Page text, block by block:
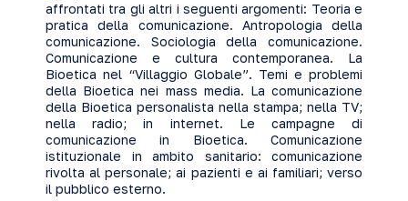
affrontati tra gli altri i seguenti argomenti: Teoria e
pratica della comunicazione. Antropologia della
comunicazione. Sociologia della comunicazione.
Comunicazione e cultura contemporanea. La
Bioetica nel “Villaggio Globale”. Temi e problemi
della Bioetica nei mass media. La comunicazione
della Bioetica personalista nella stampa; nella TV;
nella radio; in internet. Le campagne di
comunicazione in Bioetica. Comunicazione
istituzionale in ambito sanitario: comunicazione
rivolta al personale; ai pazienti e ai familiari; verso
il pubblico esterno.